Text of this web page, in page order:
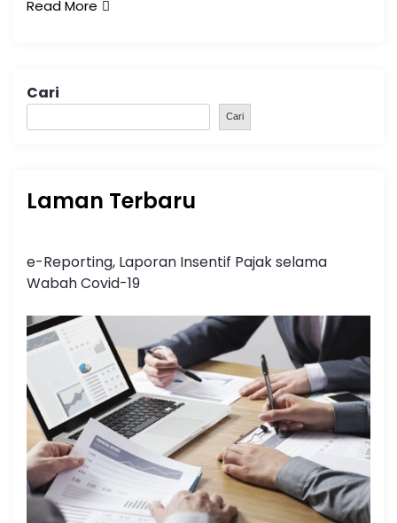
Read More
Cari
Cari
Laman Terbaru
e-Reporting, Laporan Insentif Pajak selama
Wabah Covid-19